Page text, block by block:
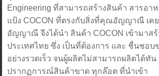
Engineering ที่สามารถสร้างสินค้า สารอาห
แป้ง COCON ที่ตรงกับสิ่งที่คุณอัญญาณี เค
อัญญาณี จึงได้นำ สินค้า COCON เข้ามาส
ประเทศไทย ซึ่ง เป็นที่ต้องการ และ ชื่นชอบ
อย่างรวดเร็ว จนผู้ผลิตไม่สามารถผลิตได้ทัน
ปรากฏการณ์สินค้าขาด ทุกล๊อต ที่นำเข้า